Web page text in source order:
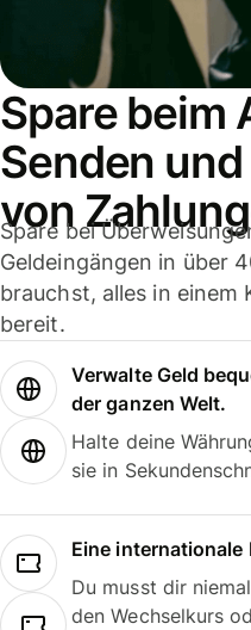
Spare beim
Senden
von
Spare bei
Geldeingängen in über
brauchst, alles in einem
bereit.
Verwalte Geld
der ganzen Welt.
Halte deine
sie in
Eine internationale
Du musst dir
den Wechselkurs